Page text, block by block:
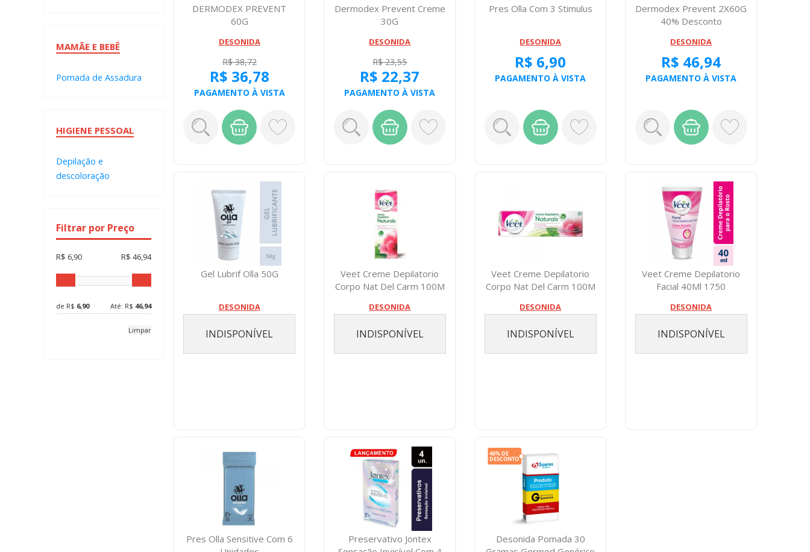
MAMÃE E BEBÊ
Pomada de Assadura
HIGIENE PESSOAL
Depilação e
descoloração
Filtrar por Preço
R$ 6,90 R$ 46,94
de R$ 6,90 Até: R$ 46,94
Limpar
DERMODEX PREVENT
60G
DESONIDA
R$ 38,72
R$ 36,78
PAGAMENTO À VISTA
Dermodex Prevent Creme
30G
DESONIDA
R$ 23,55
R$ 22,37
PAGAMENTO À VISTA
Pres Olla Com 3 Stimulus
DESONIDA
R$ 6,90
PAGAMENTO À VISTA
Dermodex Prevent 2X60G
40% Desconto
DESONIDA
R$ 46,94
PAGAMENTO À VISTA
Gel Lubrif Olla 50G
DESONIDA
INDISPONÍVEL
Veet Creme Depilatorio
Corpo Nat Del Carm 100M
DESONIDA
INDISPONÍVEL
Veet Creme Depilatorio
Corpo Nat Del Carm 100M
DESONIDA
INDISPONÍVEL
Veet Creme Depilatorio
Facial 40Ml 1750
DESONIDA
INDISPONÍVEL
Pres Olla Sensitive Com 6
Preservativo Jontex
Desonida Pomada 30